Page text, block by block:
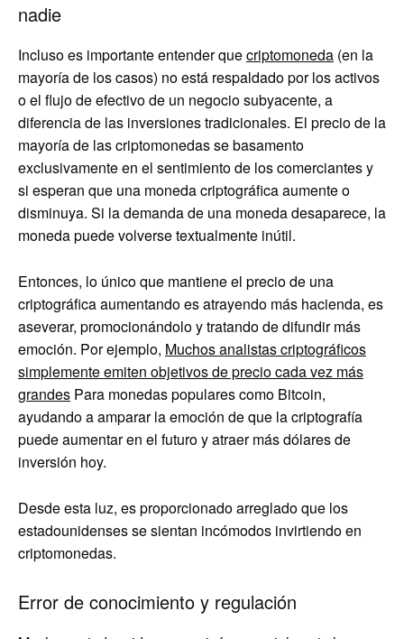
nadie
Incluso es importante entender quecriptomoneda (en la
mayoría de los casos) no está respaldado por los activos
o el flujo de efectivo de un negocio subyacente, a
diferencia de las inversiones tradicionales. El precio de la
mayoría de las criptomonedas se basamento
exclusivamente en el sentimiento de los comerciantes y
si esperan que una moneda criptográfica aumente o
disminuya. Si la demanda de una moneda desaparece, la
moneda puede volverse textualmente inútil.
Entonces, lo único que mantiene el precio de una
criptográfica aumentando es atrayendo más hacienda, es
aseverar, promocionándolo y tratando de difundir más
emoción. Por ejemplo, Muchos analistas criptográficos
simplemente emiten objetivos de precio cada vez más
grandes Para monedas populares como Bitcoin,
ayudando a amparar la emoción de que la criptografía
puede aumentar en el futuro y atraer más dólares de
inversión hoy.
Desde esta luz, es proporcionado arreglado que los
estadounidenses se sientan incómodos invirtiendo en
criptomonedas.
Error de conocimiento y regulación